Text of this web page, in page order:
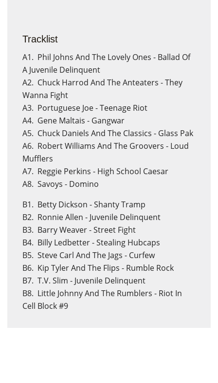
Tracklist
A1. Phil Johns And The Lovely Ones - Ballad Of
A Juvenile Delinquent
A2. Chuck Harrod And The Anteaters - They
Wanna Fight
A3. Portuguese Joe - Teenage Riot
A4. Gene Maltais - Gangwar
A5. Chuck Daniels And The Classics - Glass Pak
A6. Robert Williams And The Groovers - Loud
Mufflers
A7. Reggie Perkins - High School Caesar
A8. Savoys - Domino
B1. Betty Dickson - Shanty Tramp
B2. Ronnie Allen - Juvenile Delinquent
B3. Barry Weaver - Street Fight
B4. Billy Ledbetter - Stealing Hubcaps
B5. Steve Carl And The Jags - Curfew
B6. Kip Tyler And The Flips - Rumble Rock
B7. T.V. Slim - Juvenile Delinquent
B8. Little Johnny And The Rumblers - Riot In
Cell Block #9